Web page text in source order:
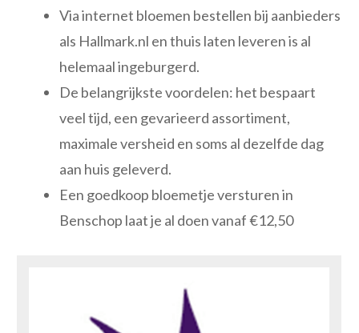
Via internet bloemen bestellen bij aanbieders
als Hallmark.nl en thuis laten leveren is al
helemaal ingeburgerd.
De belangrijkste voordelen: het bespaart
veel tijd, een gevarieerd assortiment,
maximale versheid en soms al dezelfde dag
aan huis geleverd.
Een goedkoop bloemetje versturen in
Benschop laat je al doen vanaf €12,50